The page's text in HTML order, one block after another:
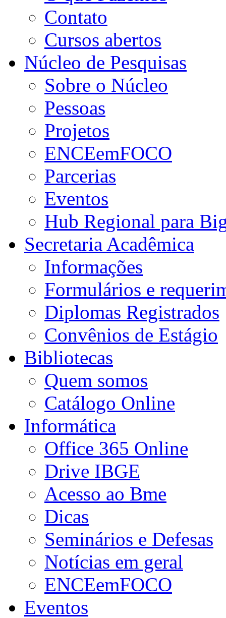
Contato
Cursos abertos
Núcleo de Pesquisas
Sobre o Núcleo
Pessoas
Projetos
ENCEemFOCO
Parcerias
Eventos
Hub Regional para
Secretaria Acadêmica
Informações
Formulários e
Diplomas Registrados
Convênios de Estágio
Bibliotecas
Quem somos
Catálogo Online
Informática
Office 365 Online
Drive IBGE
Acesso ao Bme
Dicas
Seminários e Defesas
Notícias em geral
ENCEemFOCO
Eventos